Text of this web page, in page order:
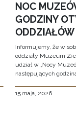
NOC
GODZINY
Informujemy, że w
oddziały Muzeum
udział w „Nocy
następujących
15 maja, 2026